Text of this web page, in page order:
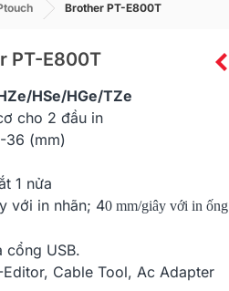
Brother PT-E800T
PT-E800T
/HSe/HGe/TZe
cho 2 đầu in
36 (mm)
1 nửa
với in nhãn; 40 mm/giây với in ống
cổng USB.
Editor, Cable Tool, Ac Adapter